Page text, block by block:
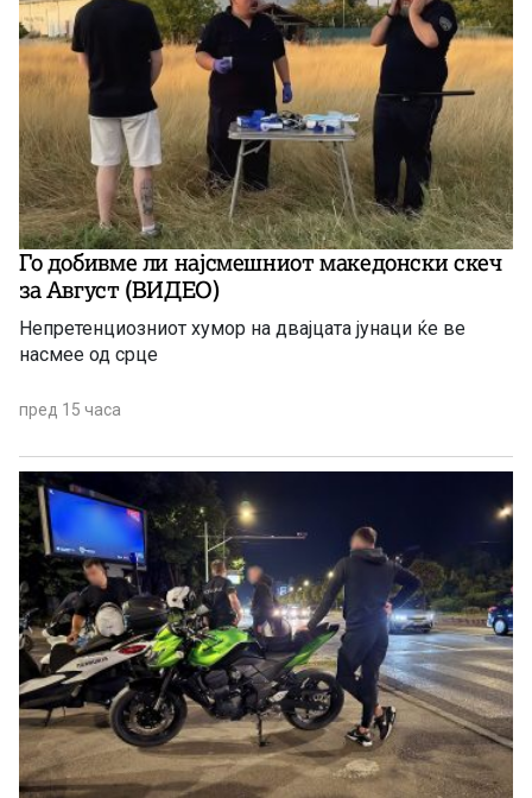
Го добивме ли најсмешниот македонски скеч
за Август (ВИДЕО)
Непретенциозниот хумор на двајцата јунаци ќе ве
насмее од срце
пред 15 часа